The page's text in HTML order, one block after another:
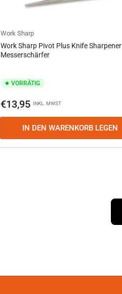
Work Sharp
Work Sharp Pivot Plus Knife Sharpener
Messerschärfer
VORRÄTIG
Normaler
€13,95 INKL. MWST
IN DEN WARENKORB LEGEN